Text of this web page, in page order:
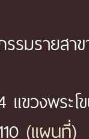
รมรายสา
ขวงพระโ
(แผนที่)